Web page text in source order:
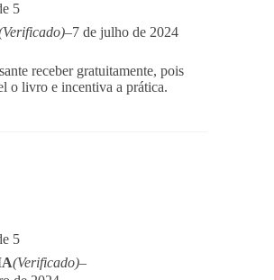
5
–7 de julho de 2024
receber gratuitamente, pois
o livro e incentiva a prática.
5
(Verificado)–